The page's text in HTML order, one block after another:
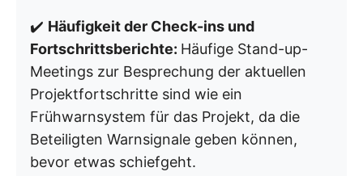
✔️ Häufigkeit der Check-ins und
Fortschrittsberichte: Häufige Stand-up-
Meetings zur Besprechung der aktuellen
Projektfortschritte sind wie ein
Frühwarnsystem für das Projekt, da die
Beteiligten Warnsignale geben können,
bevor etwas schiefgeht.